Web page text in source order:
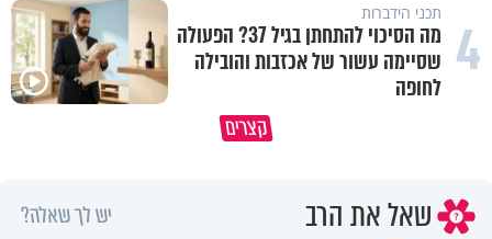
4 תכני הידברות
מה הסיכוי להתחתן בגיל 37? הפעולה
שסיימה עשור של אכזבות והובילה
לחופה
קצריםתעשה עם האהבת השם שלך משהו
פותחים פתח קטן - ומקבלים
שאל את הרב יש לך שאלה?